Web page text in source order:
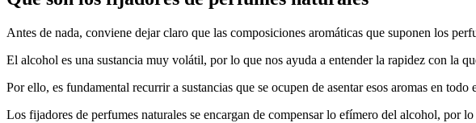
Antes de nada, conviene dejar claro que las composiciones aromáticas que suponen los
El alcohol es una sustancia muy volátil, por lo que nos ayuda a entender la rapidez con la
Por ello, es fundamental recurrir a sustancias que se ocupen de asentar esos aromas en
Los fijadores de perfumes naturales se encargan de compensar lo efímero del alcohol, por